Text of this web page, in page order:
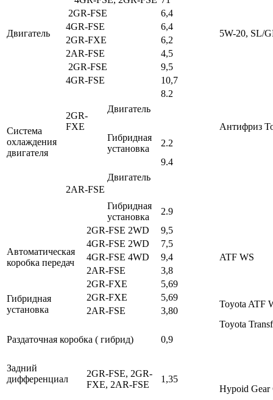
Двигатель
2GR-FSE
6,4
5W-20, SL/
4GR-FSE
6,4
2GR-FXE
6,2
2AR-FSE
4,5
Система
охлаждения
двигателя
2GR-FSE 9,5
Антифриз
4GR-FSE 10,7
2GR-
FXE
Двигатель
8.2
Гибридная
установка
2.2
2AR-FSE
Двигатель
9.4
Гибридная
установка
2.9
Автоматическая
коробка передач
2GR-FSE 2WD 9,5
ATF WS
4GR-FSE 2WD
7,5
4GR-FSE 4WD
9,4
2AR-FSE
3,8
2GR-FXE
5,69
Гибридная
установка
2GR-FXE 5,69
Toyota ATF
2AR-FSE 3,80
Раздаточная коробка ( гибрид) 0,9
Toyota
Задний
дифференциал
2GR-FSE, 2GR-
FXE, 2AR-FSE
1,35
Hypoid